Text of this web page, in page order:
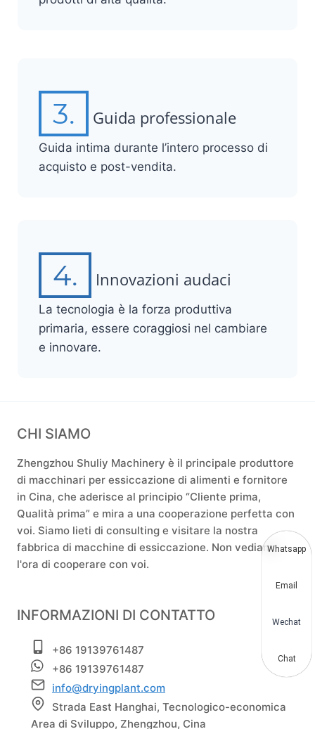
3. Guida professionale
Guida intima durante l’intero processo di
acquisto e post-vendita.
4. Innovazioni audaci
La tecnologia è la forza produttiva
primaria, essere coraggiosi nel cambiare
e innovare.
CHI SIAMO
Zhengzhou Shuliy Machinery è il principale produttore
di macchinari per essiccazione di alimenti e fornitore
in Cina, che aderisce al principio “Cliente prima,
Qualità prima” e mira a una cooperazione perfetta con
voi. Siamo lieti di consulting e visitare la nostra
fabbrica di macchine di essiccazione. Non vediamo
l'ora di cooperare con voi.
INFORMAZIONI DI CONTATTO
+86 19139761487
+86 19139761487
info@dryingplant.com
Strada East Hanghai, Tecnologico-economica
Area di Sviluppo, Zhengzhou, Cina
Whatsapp
Email
Wechat
Chat